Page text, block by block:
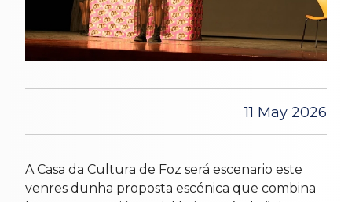
11 May 2026
A Casa da Cultura de Foz será escenario este
venres dunha proposta escénica que combina